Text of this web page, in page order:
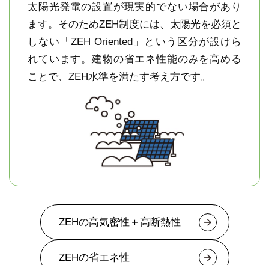
太陽光発電の設置が現実的でない場合があり
ます。そのためZEH制度には、太陽光を必須と
しない「ZEH Oriented」という区分が設けら
れています。建物の省エネ性能のみを高める
ことで、ZEH水準を満たす考え方です。
ZEHの高気密性＋高断熱性
ZEHの省エネ性